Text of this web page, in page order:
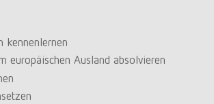
kennenlernen
europäischen Ausland absolvieren